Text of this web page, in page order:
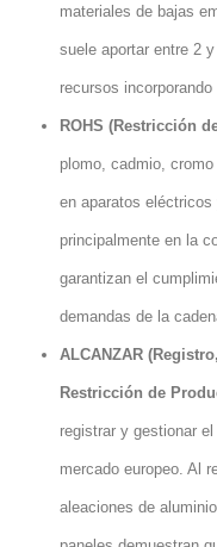
materiales de bajas
suele aportar entre 2
recursos
ROHS (Restricción
plomo, cadmio,
en aparatos
principalmente en la
garantizan el
demandas de la
ALCANZAR
Restricción de
registrar y gestionar
mercado europeo. Al
aleaciones de